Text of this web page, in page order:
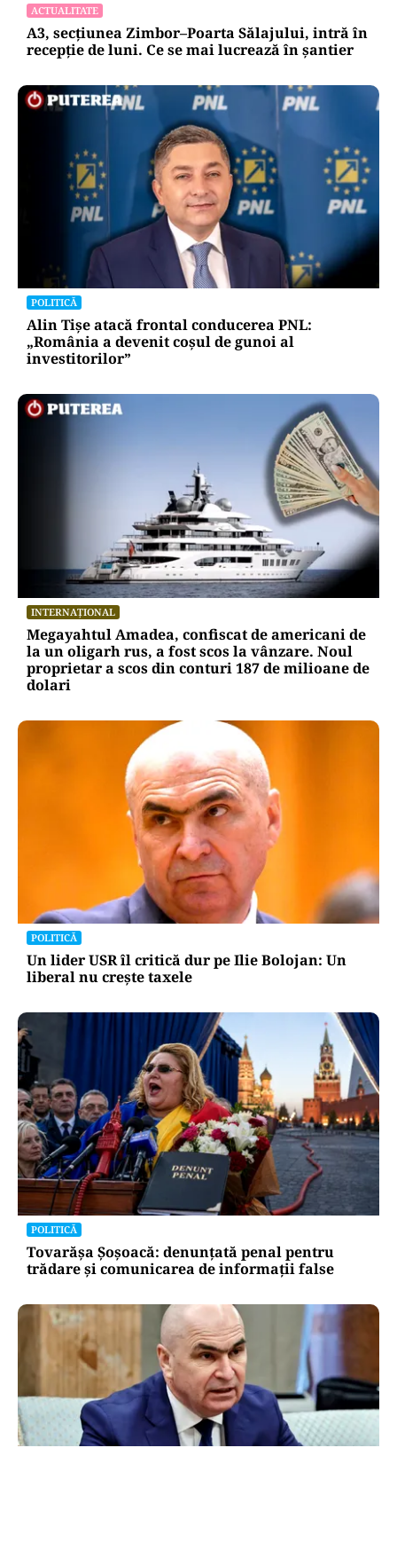
ACTUALITATE
A3, secțiunea Zimbor–Poarta Sălajului, intră în
recepție de luni. Ce se mai lucrează în șantier
POLITICĂ
Alin Tișe atacă frontal conducerea PNL:
„România a devenit coșul de gunoi al
investitorilor”
INTERNAȚIONAL
Megayahtul Amadea, confiscat de americani de
la un oligarh rus, a fost scos la vânzare. Noul
proprietar a scos din conturi 187 de milioane de
dolari
POLITICĂ
Un lider USR îl critică dur pe Ilie Bolojan: Un
liberal nu crește taxele
POLITICĂ
Tovarășa Șoșoacă: denunțată penal pentru
trădare și comunicarea de informații false